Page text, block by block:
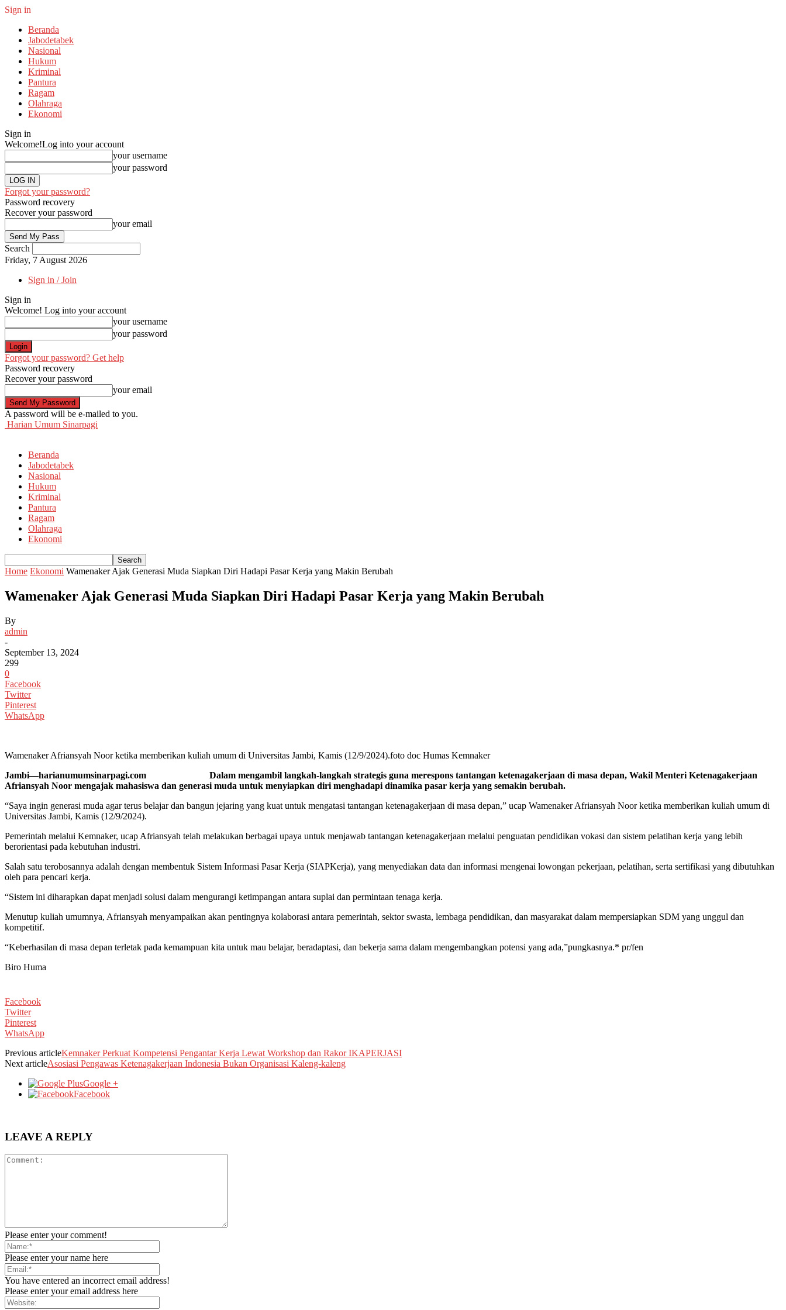
Sign in
Beranda
Jabodetabek
Nasional
Hukum
Kriminal
Pantura
Ragam
Olahraga
Ekonomi
Sign in
Welcome!Log into your account
your username
your password
Forgot your password?
Password recovery
Recover your password
your email
Search
Friday, 7 August 2026
Sign in / Join
Sign in
Welcome! Log into your account
your username
your password
Forgot your password? Get help
Password recovery
Recover your password
your email
A password will be e-mailed to you.
Harian Umum Sinarpagi
Beranda
Jabodetabek
Nasional
Hukum
Kriminal
Pantura
Ragam
Olahraga
Ekonomi
Home Ekonomi Wamenaker Ajak Generasi Muda Siapkan Diri Hadapi Pasar Kerja yang Makin Berubah
Wamenaker Ajak Generasi Muda Siapkan Diri Hadapi Pasar Kerja yang Makin Berubah
By
admin
-
September 13, 2024
299
0
Facebook
Twitter
Pinterest
WhatsApp
Wamenaker Afriansyah Noor ketika memberikan kuliah umum di Universitas Jambi, Kamis (12/9/2024).foto doc Humas Kemnaker
Jambi—harianumumsinarpagi.com Dalam mengambil langkah-langkah strategis guna merespons tantangan ketenagakerjaan di masa depan, Wakil Menteri Ketenagakerjaan
Afriansyah Noor mengajak mahasiswa dan generasi muda untuk menyiapkan diri menghadapi dinamika pasar kerja yang semakin berubah.
“Saya ingin generasi muda agar terus belajar dan bangun jejaring yang kuat untuk mengatasi tantangan ketenagakerjaan di masa depan,” ucap Wamenaker Afriansyah Noor ketika memberikan kuliah umum di
Universitas Jambi, Kamis (12/9/2024).
Pemerintah melalui Kemnaker, ucap Afriansyah telah melakukan berbagai upaya untuk menjawab tantangan ketenagakerjaan melalui penguatan pendidikan vokasi dan sistem pelatihan kerja yang lebih
berorientasi pada kebutuhan industri.
Salah satu terobosannya adalah dengan membentuk Sistem Informasi Pasar Kerja (SIAPKerja), yang menyediakan data dan informasi mengenai lowongan pekerjaan, pelatihan, serta sertifikasi yang dibutuhkan
oleh para pencari kerja.
“Sistem ini diharapkan dapat menjadi solusi dalam mengurangi ketimpangan antara suplai dan permintaan tenaga kerja.
Menutup kuliah umumnya, Afriansyah menyampaikan akan pentingnya kolaborasi antara pemerintah, sektor swasta, lembaga pendidikan, dan masyarakat dalam mempersiapkan SDM yang unggul dan
kompetitif.
“Keberhasilan di masa depan terletak pada kemampuan kita untuk mau belajar, beradaptasi, dan bekerja sama dalam mengembangkan potensi yang ada,”pungkasnya.* pr/fen
Biro Huma
Facebook
Twitter
Pinterest
WhatsApp
Previous articleKemnaker Perkuat Kompetensi Pengantar Kerja Lewat Workshop dan Rakor IKAPERJASI
Next articleAsosiasi Pengawas Ketenagakerjaan Indonesia Bukan Organisasi Kaleng-kaleng
Google +
Facebook
LEAVE A REPLY
Please enter your comment!
Please enter your name here
You have entered an incorrect email address!
Please enter your email address here